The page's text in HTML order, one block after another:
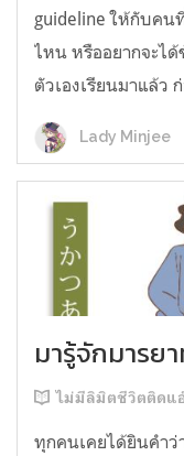
guideline ให้กับคน
ไหน หรืออยากจะไ
ตัวเองเรียนมาแล้ว
Lady Minjee
มารู้จักมารย
ไม่มีลิมิตชีวิตติดแ
ทุกคนเคยได้ยินคำว่